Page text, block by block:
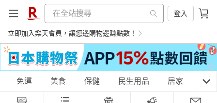
登入
立即加入樂天會員，讓您邊購物邊賺點數！
購物網分類
免運 美食 保健 民生用品 居家 3C